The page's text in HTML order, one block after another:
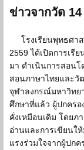
ข่าวจากวัด
โรงเรียนพุทธศา
2559 ได้เปิดการเรี
มา ดำเนินการสอนโ
สอนภาษาไทยและวั
จุฬาลงกรณ์มหาวิทย
ศึกษาที่แล้ว ผู้ปกครอ
คั่งเหมือนเดิม โดยภ
อ่านและการเขียนใ
แรงร่วมใจจากผู้ปก